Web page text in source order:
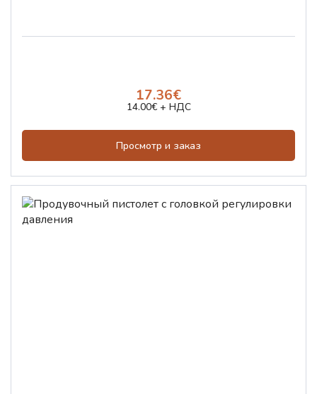
17.36€
14.00€ + НДС
Просмотр и заказ